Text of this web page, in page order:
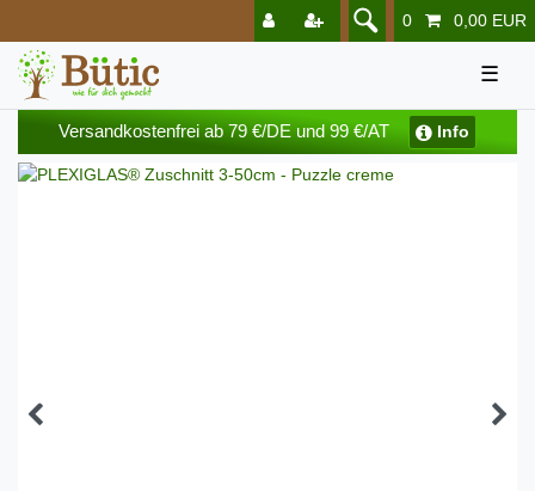
0 0,00 EUR
☰
Versandkostenfrei ab 79 €/DE und 99 €/AT Info